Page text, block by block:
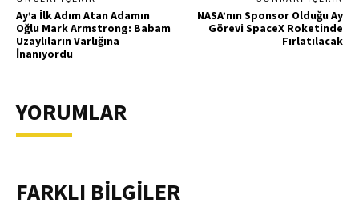
Ay’a İlk Adım Atan Adamın
Oğlu Mark Armstrong: Babam
Uzaylıların Varlığına
İnanıyordu
NASA’nın Sponsor Olduğu Ay
Görevi SpaceX Roketinde
Fırlatılacak
YORUMLAR
FARKLI BİLGİLER